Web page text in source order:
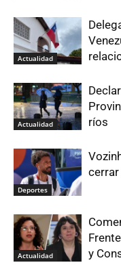
Actualidad
Actualidad
ríos
Deportes
cerrar
Actualidad
y